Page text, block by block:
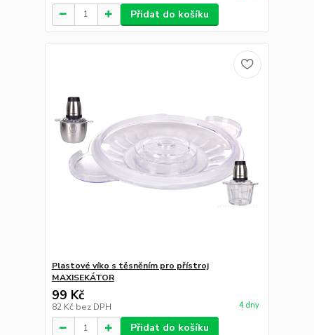
Přidat do košíku
Plastové víko s těsněním pro přístroj
MAXISEKÁTOR
99 Kč
82 Kč bez DPH 4 dny
Přidat do košíku